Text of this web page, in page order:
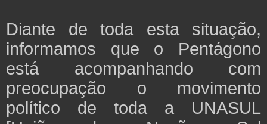
Diante de toda esta situação,
informamos que o Pentágono
está acompanhando com
preocupação o movimento
político de toda a UNASUL